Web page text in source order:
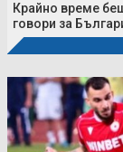
Крайно време
говори за